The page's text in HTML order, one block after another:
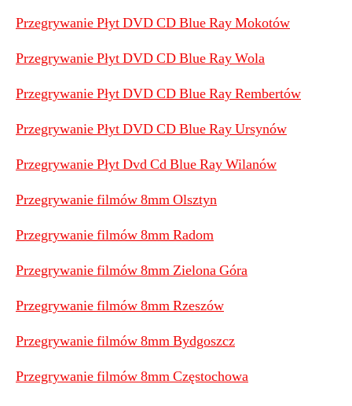
Przegrywanie Płyt DVD CD Blue Ray Mokotów
Przegrywanie Płyt DVD CD Blue Ray Wola
Przegrywanie Płyt DVD CD Blue Ray Rembertów
Przegrywanie Płyt DVD CD Blue Ray Ursynów
Przegrywanie Płyt Dvd Cd Blue Ray Wilanów
Przegrywanie filmów 8mm Olsztyn
Przegrywanie filmów 8mm Radom
Przegrywanie filmów 8mm Zielona Góra
Przegrywanie filmów 8mm Rzeszów
Przegrywanie filmów 8mm Bydgoszcz
Przegrywanie filmów 8mm Częstochowa